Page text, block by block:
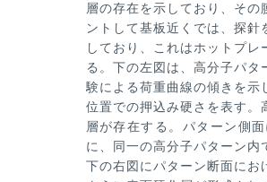
層の存在を示しており、そ
ントして基板近くでは、探
しており、これはホットプ
る。下の左図は、高分子パ
験による荷重曲線の傾きを示
位置での押込み硬さ を表す。
層が存在する。パターン側面
に、同一の高分子パターン内
下の右図にパターン断面にお